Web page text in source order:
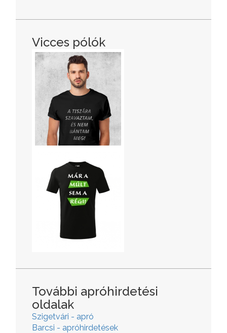
Vicces pólók
További apróhirdetési
oldalak
Szigetvári - apró
Barcsi - apróhirdetések